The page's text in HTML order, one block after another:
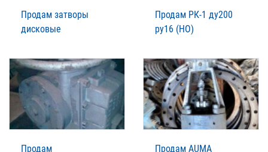
Продам затворы
дисковые
Продам РК-1 ду200
ру16 (НО)
Продам
Продам AUMA